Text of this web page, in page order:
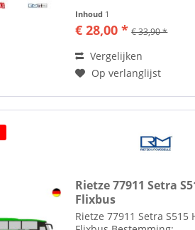
Toebehoren zoals
losbijgeleverd in de
Inhoud 1
€ 28,00 * € 33,90 *
Vergelijken
Op verlanglijst
Rietze 77911 Setra
Flixbus
Rietze 77911 Setra S515